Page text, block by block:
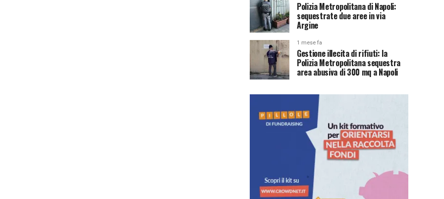
Polizia Metropolitana di Napoli:
sequestrate due aree in via
Argine
1 mese fa
Gestione illecita di rifiuti: la
Polizia Metropolitana sequestra
area abusiva di 300 mq a Napoli